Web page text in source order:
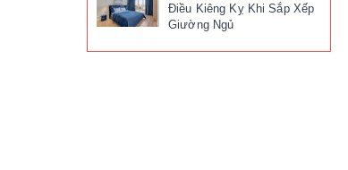
Điều Kiêng Kỵ Khi Sắp Xếp
Giường Ngủ